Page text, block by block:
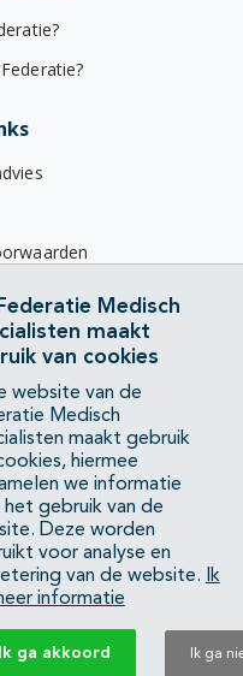
1200
34 34
LinkedIn
Medisch Specialisten:
Medisch
maakt
van cookies
website van de
Medisch
maakt gebruik
hiermee
we informatie
het gebruik van de
Deze worden
voor analyse en
van de website.
Ik
informatie
Ik ga akkoord Ik ga